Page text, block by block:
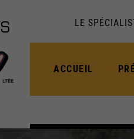
LE
ACCUEIL